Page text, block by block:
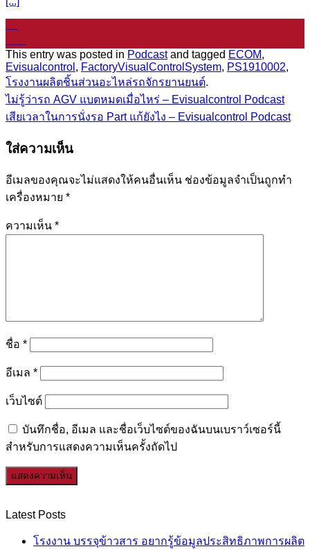
This entry was posted in Podcastand tagged ECOM,
Evisualcontrol , FactoryVisualControlSystem, PS1910002,
โรงงานผลิตชิ้นส่วนอะไหล่รถจักรยานยนต์.
ไม่รู้ว่ารถ AGV แบตหมดเมื่อไหร่ – Evisualcontrol Podcast
เสียเวลาในการนั่งรอ Part แก้ยังไง – Evisualcontrol Podcast
ใส่ความเห็น
อีเมลของคุณจะไม่แสดงให้คนอื่นเห็น ช่องข้อมูลจำเป็นถูกทำ
เครื่องหมาย *
ความเห็น *
ชื่อ *
อีเมล *
เว็บไซต์
บันทึกชื่อ, อีเมล และชื่อเว็บไซต์ของฉันบนเบราว์เซอร์นี้
สำหรับการแสดงความเห็นครั้งถัดไป
Latest Posts
โรงงาน บรรจุข้าวสาร อยากรู้ข้อมูลประสิทธิภาพการผลิต